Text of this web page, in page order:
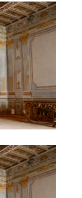
decorate